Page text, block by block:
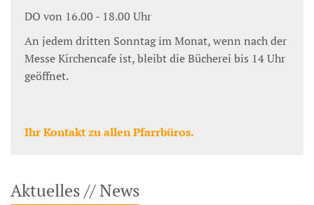
DO von 16.00 - 18.00 Uhr
An jedem dritten Sonntag im Monat, wenn nach der
Messe Kirchencafe ist, bleibt die Bücherei bis 14 Uhr
geöffnet.
Ihr Kontakt zu allen Pfarrbüros.
Aktuelles // News